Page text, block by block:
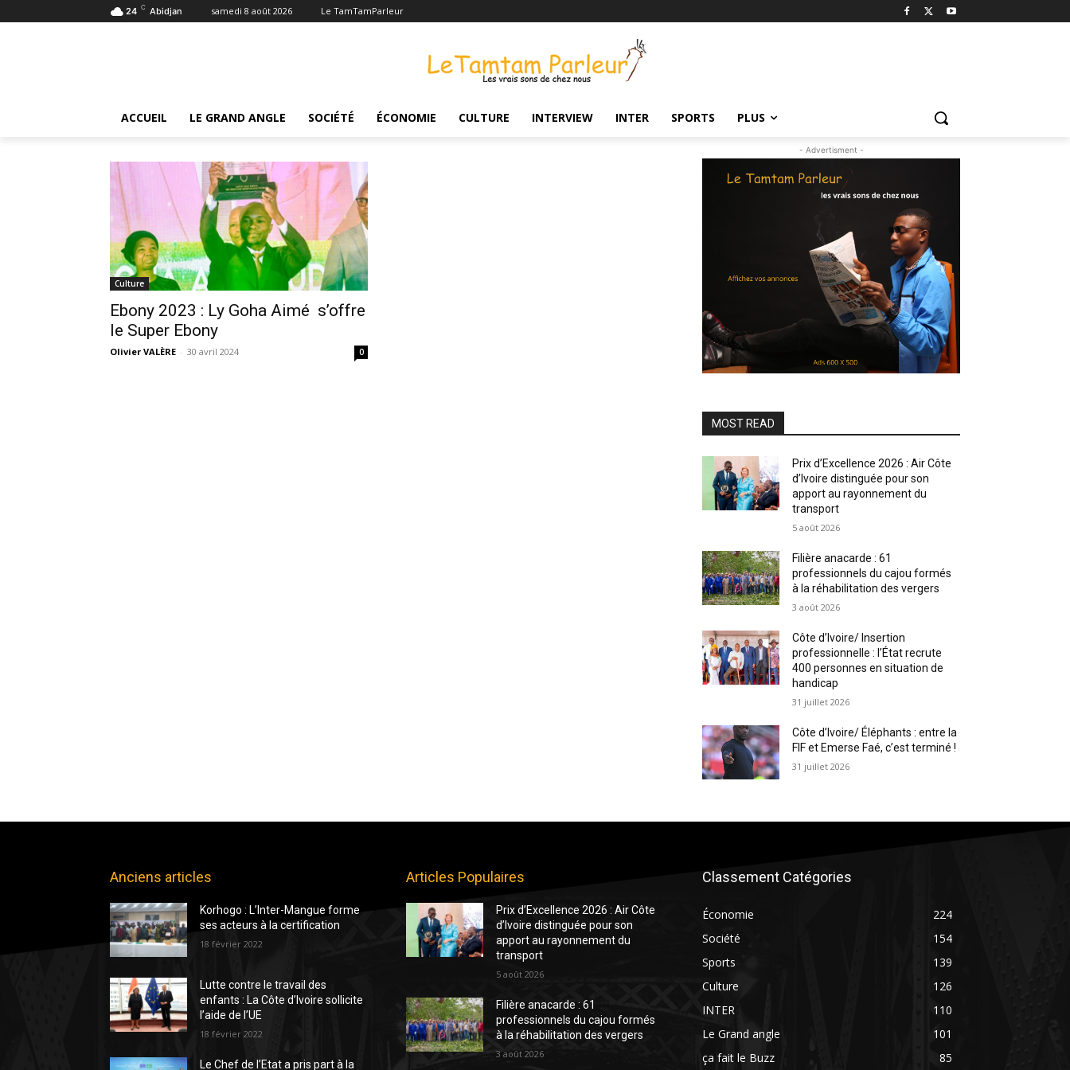
24 C Abidjan samedi 8 août 2026 Le TamTamParleur
ACCUEIL LE GRAND ANGLE SOCIÉTÉ ÉCONOMIE CULTURE INTERVIEW INTER SPORTS PLUS
Tags Super Ebony
Culture
Ebony 2023 : Ly Goha Aimé s’offre
le Super Ebony
Olivier VALÈRE - 30 avril 2024 0
- Advertisment -
MOST READ
Prix d’Excellence 2026 : Air Côte
d’Ivoire distinguée pour son
apport au rayonnement du
transport
5 août 2026
Filière anacarde : 61
professionnels du cajou formés
à la réhabilitation des vergers
3 août 2026
Côte d’Ivoire/ Insertion
professionnelle : l’État recrute
400 personnes en situation de
handicap
31 juillet 2026
Côte d’Ivoire/ Éléphants : entre la
FIF et Emerse Faé, c’est terminé !
31 juillet 2026
Anciens articles
Korhogo : L’Inter-Mangue forme
ses acteurs à la certification
18 février 2022
Lutte contre le travail des
enfants : La Côte d’Ivoire sollicite
l’aide de l’UE
18 février 2022
Le Chef de l’Etat a pris part à la
Articles Populaires
Prix d’Excellence 2026 : Air Côte
d’Ivoire distinguée pour son
apport au rayonnement du
transport
5 août 2026
Filière anacarde : 61
professionnels du cajou formés
à la réhabilitation des vergers
3 août 2026
Classement Catégories
Économie
224
Société
154
Sports
139
Culture
126
INTER
110
Le Grand angle
101
ça fait le Buzz
85